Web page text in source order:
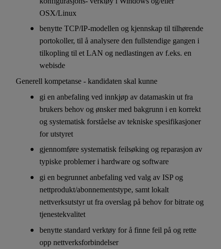
OSX/Linux
benytte TCP/IP-modellen og kjennskap til tilhørende
portokoller, til å analysere den fullstendige gangen i
tilkopling til et LAN og nedlastingen av f.eks. en
webisde
Generell kompetanse - kandidaten skal kunne
gi en anbefaling ved innkjøp av datamaskin ut fra
brukers behov og ønsker med bakgrunn i en korrekt
og systematisk forståelse av tekniske spesifikasjoner
for utstyret
gjennomføre systematisk feilsøking og reparasjon av
typiske problemer i hardware og software
gi en begrunnet anbefaling ved valg av ISP og
nettprodukt/abonnementstype, samt lokalt
nettverksutstyr ut fra overslag på behov for bitrate og
tjenestekvalitet
benytte standard verktøy for å finne feil på og rette
opp nettverksforbindelser